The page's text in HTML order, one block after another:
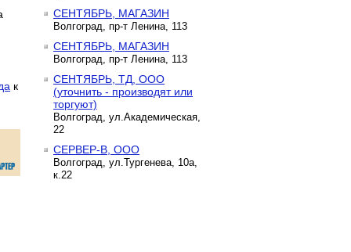
к
СЕНТЯБРЬ, МАГАЗИН
Волгоград, пр-т Ленина, 113
СЕНТЯБРЬ, МАГАЗИН
Волгоград, пр-т Ленина, 113
СЕНТЯБРЬ, ТД, ООО
(уточнить - производят или
торгуют)
Волгоград, ул.Академическая,
22
СЕРВЕР-В, ООО
Волгоград, ул.Тургенева, 10а,
к.22